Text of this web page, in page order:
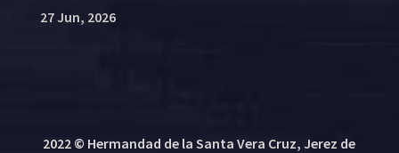
27 Jun, 2026
2022 © Hermandad de la Santa Vera Cruz, Jerez de